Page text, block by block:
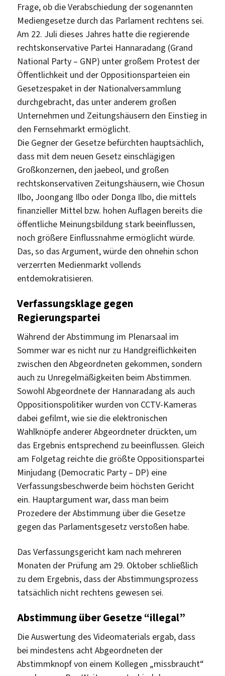
Frage, ob die Verabschiedung der sogenannten
Mediengesetze durch das Parlament rechtens sei.
Am 22. Juli dieses Jahres hatte die regierende
rechtskonservative Partei Hannaradang (Grand
National Party – GNP) unter großem Protest der
Öffentlichkeit und der Oppositionsparteien ein
Gesetzespaket in der Nationalversammlung
durchgebracht, das unter anderem großen
Unternehmen und Zeitungshäusern den Einstieg in
den Fernsehmarkt ermöglicht.
Die Gegner der Gesetze befürchten hauptsächlich,
dass mit dem neuen Gesetz einschlägigen
Großkonzernen, den jaebeol, und großen
rechtskonservativen Zeitungshäusern, wie Chosun
Ilbo, Joongang Ilbo oder Donga Ilbo, die mittels
finanzieller Mittel bzw. hohen Auflagen bereits die
öffentliche Meinungsbildung stark beeinflussen,
noch größere Einflussnahme ermöglicht würde.
Das, so das Argument, würde den ohnehin schon
verzerrten Medienmarkt vollends
entdemokratisieren.
Verfassungsklage gegen
Regierungspartei
Während der Abstimmung im Plenarsaal im
Sommer war es nicht nur zu Handgreiflichkeiten
zwischen den Abgeordneten gekommen, sondern
auch zu Unregelmäßigkeiten beim Abstimmen.
Sowohl Abgeordnete der Hannaradang als auch
Oppositionspolitiker wurden von CCTV-Kameras
dabei gefilmt, wie sie die elektronischen
Wahlknöpfe anderer Abgeordneter drückten, um
das Ergebnis entsprechend zu beeinflussen. Gleich
am Folgetag reichte die größte Oppositionspartei
Minjudang (Democratic Party – DP) eine
Verfassungsbeschwerde beim höchsten Gericht
ein. Hauptargument war, dass man beim
Prozedere der Abstimmung über die Gesetze
gegen das Parlamentsgesetz verstoßen habe.
Das Verfassungsgericht kam nach mehreren
Monaten der Prüfung am 29. Oktober schließlich
zu dem Ergebnis, dass der Abstimmungsprozess
tatsächlich nicht rechtens gewesen sei.
Abstimmung über Gesetze “illegal”
Die Auswertung des Videomaterials ergab, dass
bei mindestens acht Abgeordneten der
Abstimmknopf von einem Kollegen „missbraucht“